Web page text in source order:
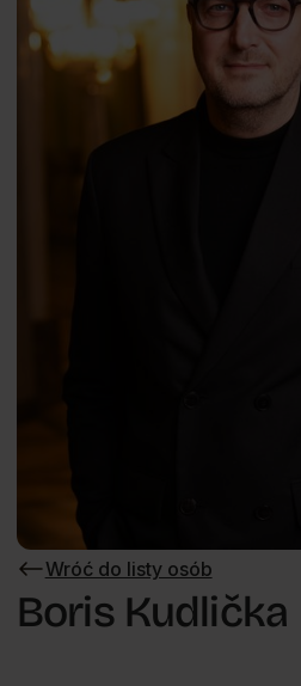
Wróć do listy osób
Wróć
do
listy
Boris Kudlička